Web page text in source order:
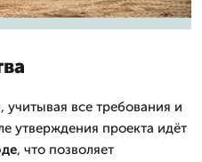
, учитывая все требования и
утверждения проекта идёт
, что позволяет